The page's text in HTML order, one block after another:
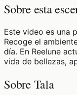
Sobre esta
Este video es una
Recoge el
día. En Reelune
vida de bellezas,
Sobre Tala